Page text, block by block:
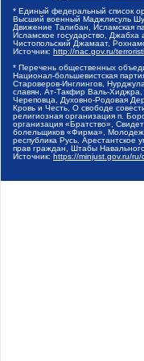
* Единый федеральный список
Высший военный Маджлисуль
Движение Талибан, Исламская
Исламское государство,
Чистопольский Джамаат,
Источник: http://nac.gov.ru/
* Перечень общественных
Национал-большевистская
Староверов-Инглингов,
славян, Ат-Такфир Валь-
Череповца, Духовно-Родовая
Кровь и Честь, О свободе
религиозная организация п.
организация «Братство»,
болельщиков «Фирма»,
республика Русь,
прав граждан, Штабы
Источник: https://minjust.gov.ru/